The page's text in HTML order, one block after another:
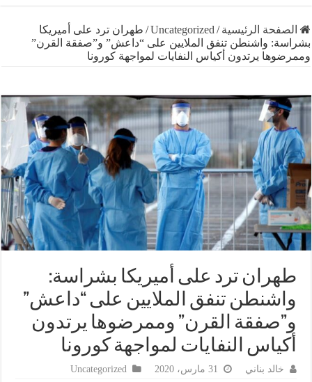
الرئيسية /
Uncategorized
/طهران ترد على أميريكا
واشنطن تنفق الملايين على “داعش” و”صفقة القرن”
يرتدون أكياس النفايات لمواجهة كورونا
ترد على أميريكا بشراسة:
تنفق الملايين على “داعش”
القرن” وممرضوها يرتدون
النفايات لمواجهة كورونا
خالد بناني Uncategorized